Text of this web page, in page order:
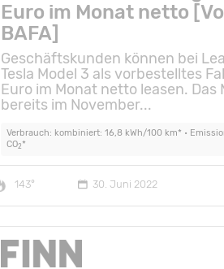
Euro im Monat netto
BAFA]
Geschäftskunden können bei
Tesla Model 3 als vorbestelltes
Euro im Monat netto leasen. Das
bereits im November...
Verbrauch: kombiniert: 16,8 kWh/100 km* •
CO2*
143° 30. Juni 2022